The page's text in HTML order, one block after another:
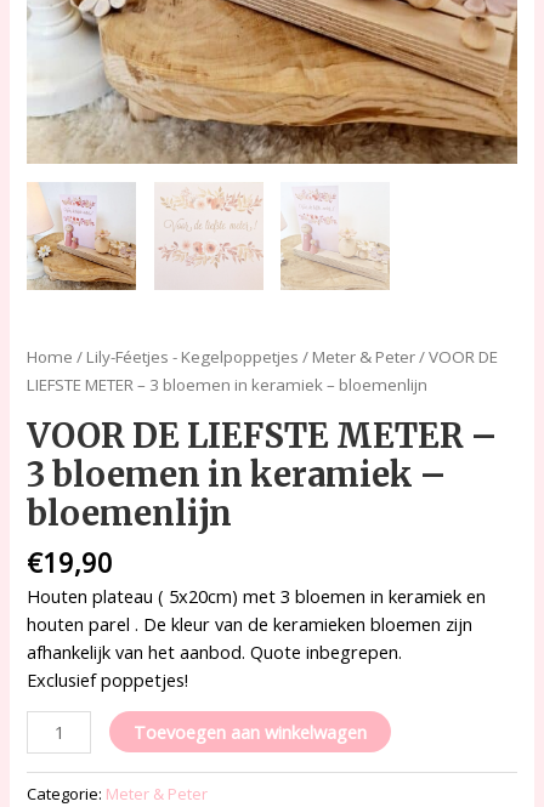
Home / Lily-Féetjes - Kegelpoppetjes / Meter & Peter/ VOOR DE
LIEFSTE METER – 3 bloemen in keramiek – bloemenlijn
VOOR DE LIEFSTE METER –
3 bloemen in keramiek –
bloemenlijn
€19,90
Houten plateau ( 5x20cm) met 3 bloemen in keramiek en
houten parel . De kleur van de keramieken bloemen zijn
afhankelijk van het aanbod. Quote inbegrepen.
Exclusief poppetjes!
Toevoegen aan winkelwagen
Categorie: Meter & Peter